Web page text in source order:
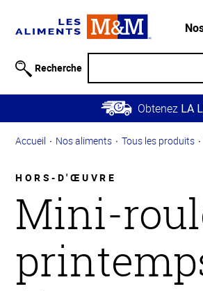
relative à
Passer
contenu
Retour à
principale
Recherche
Obtenez LA
Accueil Nos aliments Tous les produits
HORS-D'ŒUVRE
Mini-